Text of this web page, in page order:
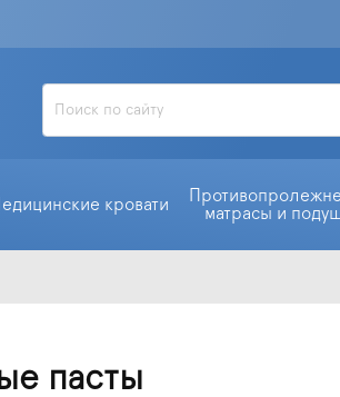
кровати
матрасы и
пасты